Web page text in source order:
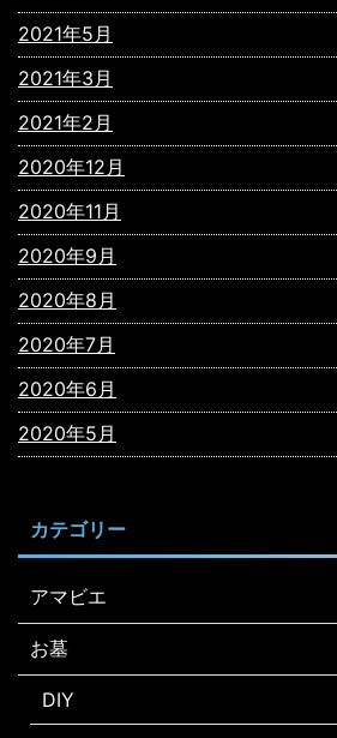
2021年5月
2021年3月
2021年2月
2020年12月
2020年11月
2020年9月
2020年8月
2020年7月
2020年6月
2020年5月
カテゴリー
アマビエ
お墓
DIY